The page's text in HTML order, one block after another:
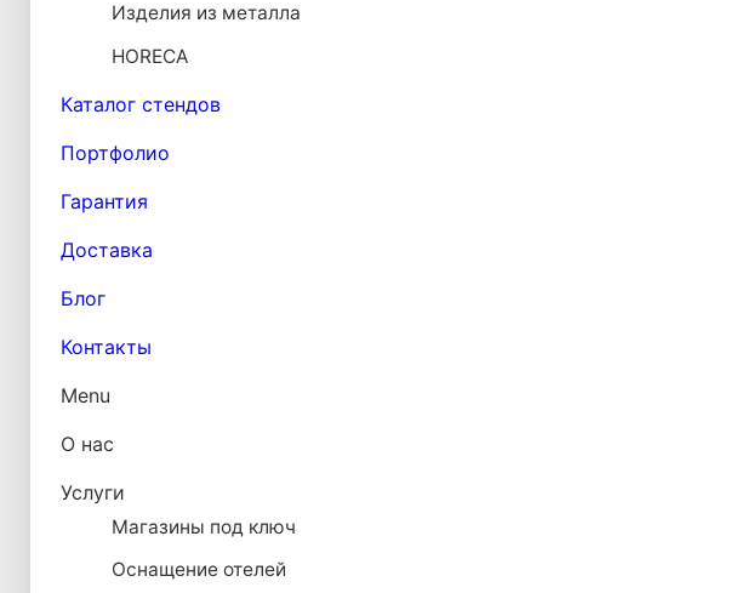
Изделия из металла
HORECA
Каталог стендов
Портфолио
Гарантия
Доставка
Блог
Контакты
Menu
О нас
Услуги
Магазины под ключ
Оснащение отелей